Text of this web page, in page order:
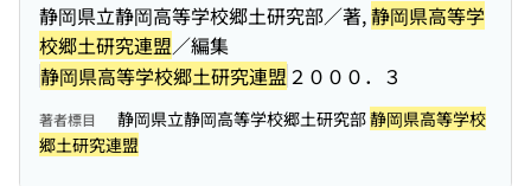
静岡県立静岡高等学校郷土研究部／著,静岡県高等学
校郷土研究連盟／編集
静岡県高等学校郷土研究連盟 ２０００．３
著者標目 静岡県立静岡高等学校郷土研究部静岡県高等学校
郷土研究連盟